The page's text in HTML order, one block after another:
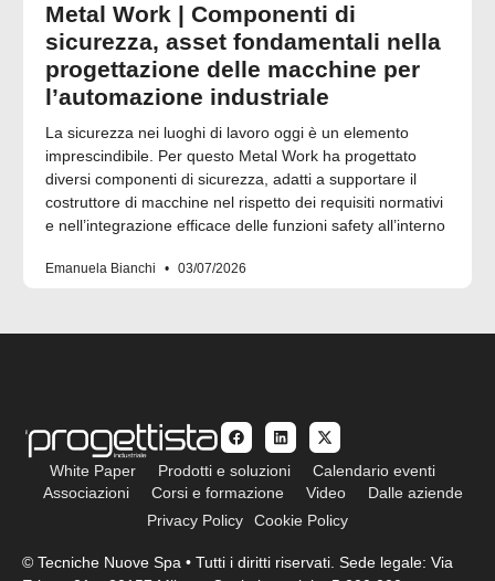
Metal Work | Componenti di
sicurezza, asset fondamentali nella
progettazione delle macchine per
l’automazione industriale
La sicurezza nei luoghi di lavoro oggi è un elemento
imprescindibile. Per questo Metal Work ha progettato
diversi componenti di sicurezza, adatti a supportare il
costruttore di macchine nel rispetto dei requisiti normativi
e nell’integrazione efficace delle funzioni safety all’interno
Emanuela Bianchi 03/07/2026
White Paper Prodotti e soluzioni
Calendario eventi
Associazioni
Corsi e formazione Video
Dalle aziende
Privacy Policy
Cookie Policy
© Tecniche Nuove Spa • Tutti i diritti riservati. Sede legale: Via